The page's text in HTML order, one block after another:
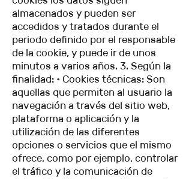
almacenados y pueden ser
accedidos y tratados durante el
periodo definido por el responsable
de la cookie, y puede ir de unos
minutos a varios años. 3. Según la
finalidad: • Cookies técnicas: Son
aquellas que permiten al usuario la
navegación a través del sitio web,
plataforma o aplicación y la
utilización de las diferentes
opciones o servicios que el mismo
ofrece, como por ejemplo, controlar
el tráfico y la comunicación de